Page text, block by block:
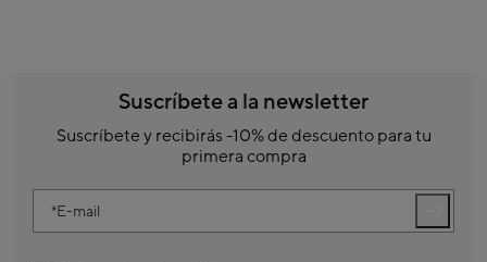
Suscríbete a la newsletter
Suscríbete y recibirás -10% de descuento para tu
primera compra
E-mail